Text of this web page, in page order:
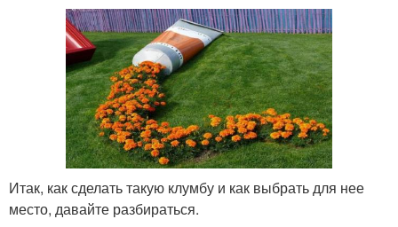
Итак, как сделать такую клумбу и как выбрать для нее
место, давайте разбираться.